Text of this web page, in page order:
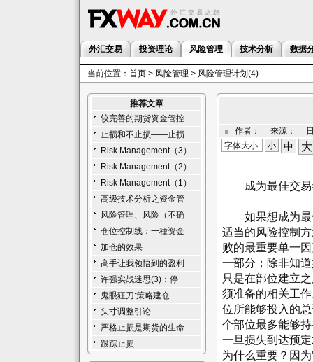
外汇交易 投资理论 风险管理 技术分析 数据
当前位置： 首页 > 风险管理 > 风险管理计划(4)
推荐文章
较完善的期货资金管控
止损和不止损——止损
Risk Management（3）
Risk Management（2）
Risk Management（1）
高级技术分析之资金管
风险管理、风险（不确
仓位控制线：一種资金
加仓的效果
高手让我领悟到的盈利
许强实战迷思(3)：停
鬼眼狂刀:策略建仓
头寸调整引论
严格止损是期货的生命
跟踪止损
作者： 来源： 日
字体大小:
小 中 大
成为最佳交易
如果想成为最
适当的风险控制
败的最重要单一
一部分；除非知
只是在部位建立
须准备的相关工
位所能够投入的
个部位最多能够
一旦损失到达预
为什么重要？因